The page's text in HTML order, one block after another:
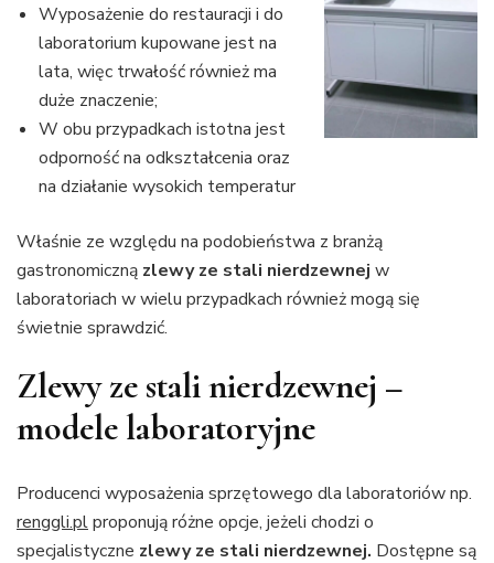
Wyposażenie do restauracji i do
laboratorium kupowane jest na
lata, więc trwałość również ma
duże znaczenie;
W obu przypadkach istotna jest
odporność na odkształcenia oraz
na działanie wysokich temperatur
Właśnie ze względu na podobieństwa z branżą
gastronomiczną zlewy ze stali nierdzewnej w
laboratoriach w wielu przypadkach również mogą się
świetnie sprawdzić.
Zlewy ze stali nierdzewnej –
modele laboratoryjne
Producenci wyposażenia sprzętowego dla laboratoriów np.
renggli.plproponują różne opcje, jeżeli chodzi o
specjalistyczne zlewy ze stali nierdzewnej. Dostępne są